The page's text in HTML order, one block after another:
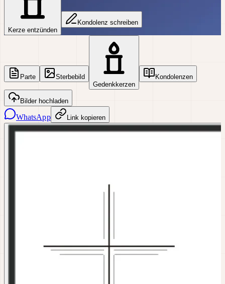
Kerze entzünden
Kondolenz schreiben
Parte
Sterbebild
Gedenkkerzen
Kondolenzen
Bilder hochladen
WhatsApp Link kopieren